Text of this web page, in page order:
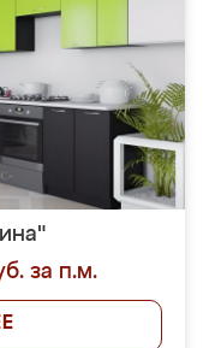
за п.м.